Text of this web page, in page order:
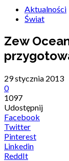
Aktualności
Świat
Zew
29 stycznia 2013
0
1097
Udostępnij
Facebook
Twitter
Pinterest
Linkedin
ReddIt